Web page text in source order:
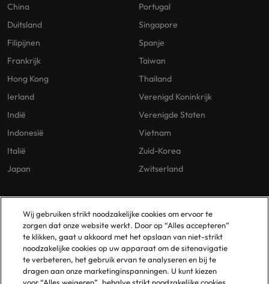
China
Duitsland
Filipijnen
Frankrijk
Hong Kong
Ierland
Indië
Indonesië
Italië
Japan
Portugal
Singapore
Spanje
Taiwan
Thailand
Verenigd Koninkrijk
Verenigde Staten
Vietnam
Zuid-Korea
Zwitserland
Our Policies
Privacybeleid
Cookies Policy
Policy Library
Vestigingen
Amsterdam
Eindhoven
Rotterdam
Wij gebruiken strikt noodzakelijke cookies om ervoor te
zorgen dat onze website werkt. Door op “Alles accepteren”
te klikken, gaat u akkoord met het opslaan van niet-strikt
noodzakelijke cookies op uw apparaat om de sitenavigatie
te verbeteren, het gebruik ervan te analyseren en bij te
dragen aan onze marketinginspanningen. U kunt kiezen